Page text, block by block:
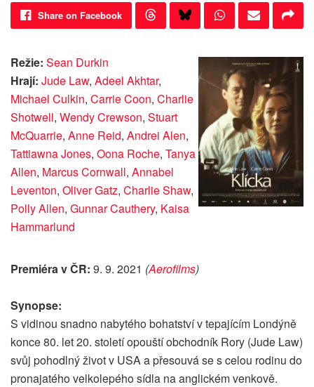
Share on Facebook
Režie: Sean Durkin
Hrají: Jude Law, Adeel Akhtar,
Michael Culkin, Carrie Coon, Charlie
Shotwell, Wendy Crewson, Stuart
McQuarrie, Anne Reid, Andrei Alen,
Tattiawna Jones, Oona Roche, Tanya
Allen, Marcus Cornwall, Annabel
Leventon, Oliver Gatz, Charlie Shaw,
Polly Allen, Gunnar Cauthery, Kaisa
Hammarlund
Premiéra v ČR: 9. 9. 2021 (Aerofilms)
Synopse:
S vidinou snadno nabytého bohatství v tepajícím Londýně
konce 80. let 20. století opouští obchodník Rory (Jude Law)
svůj pohodlný život v USA a přesouvá se s celou rodinu do
pronajatého velkolepého sídla na anglickém venkově.